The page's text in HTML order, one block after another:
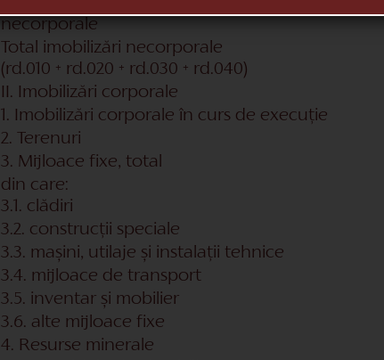
necorporale
Total imobilizări necorporale
(rd.010 + rd.020 + rd.030 + rd.040)
II. Imobilizări corporale
1. Imobilizări corporale în curs de execuție
2. Terenuri
3. Mijloace fixe, total
din care:
3.1. clădiri
3.2. construcții speciale
3.3. mașini, utilaje și instalații tehnice
3.4. mijloace de transport
3.5. inventar și mobilier
3.6. alte mijloace fixe
4. Resurse minerale